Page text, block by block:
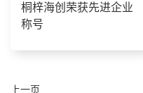
桐梓海创荣获先进企业
称号
上一页